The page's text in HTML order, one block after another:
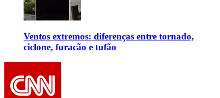
Ventos extremos: diferenças entre tornado,
ciclone, furacão e tufão